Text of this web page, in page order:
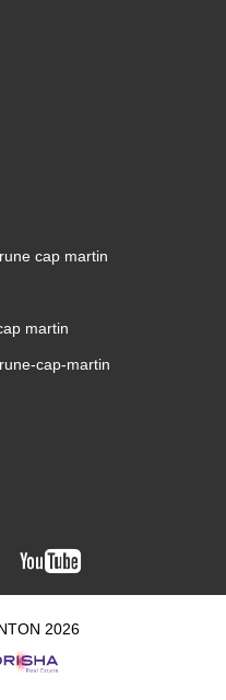
cap martin
martin
cap-martin
2026